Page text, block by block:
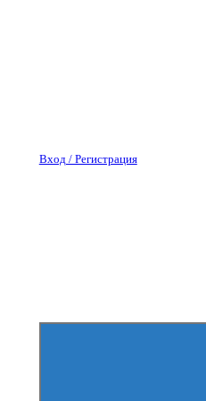
Вход / Регистрация